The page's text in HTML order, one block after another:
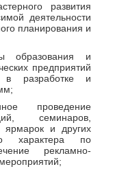
развития
деятельности
планирования и
образования и
предприятий
в разработке и
проведение
семинаров,
и других
характера по
рекламно-